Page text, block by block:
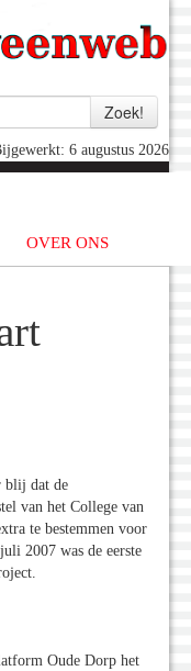
6 augustus 2026
OVER ONS
blij dat de
van het College van
te bestemmen voor
2007 was de eerste
Oude Dorp het